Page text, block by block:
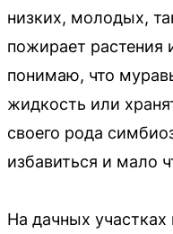
низких, молодых,
пожирает растения
понимаю, что
жидкость или
своего рода
избавиться и мало
На дачных